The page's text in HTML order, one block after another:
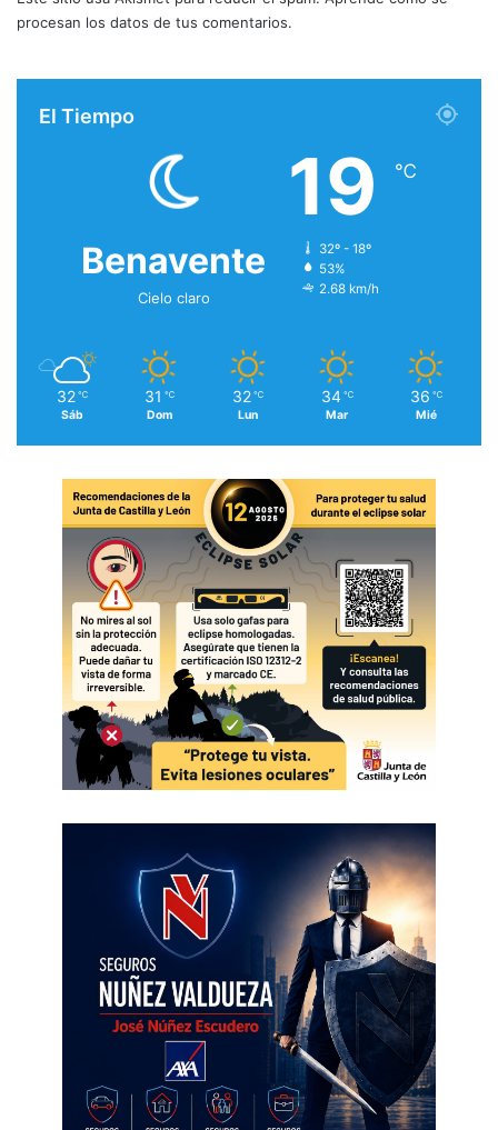
procesan los datos de tus comentarios.
El Tiempo
Benavente
Cielo claro
19 ℃
32º - 18º
53%
2.68 km/h
32 ℃
Sáb
31 ℃
Dom
32 ℃
Lun
34 ℃
Mar
36 ℃
Mié